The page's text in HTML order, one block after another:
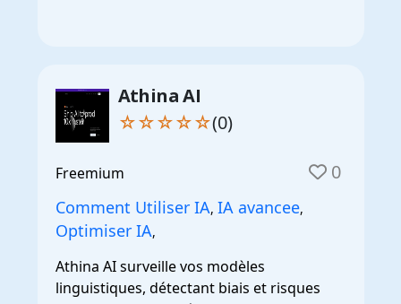
Athina AI
☆☆☆☆☆(0)
Freemium 0
Comment Utiliser IA, IA avancee,
Optimiser IA,
Athina AI surveille vos modèles
linguistiques, détectant biais et risques